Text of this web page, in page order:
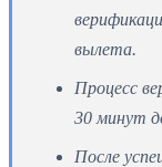
вылета.
Процесс
30 минут
После